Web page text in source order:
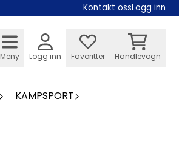
Kontakt ossLogg inn
Meny Logg inn Favoritter Handlevogn
KAMPSPORT